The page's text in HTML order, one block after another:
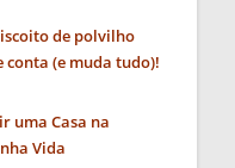
de polvilho
conta (e muda tudo)!
uma Casa na
Vida